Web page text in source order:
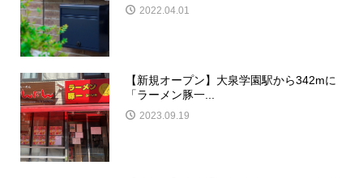
2022.04.01
【新規オープン】大泉学園駅から342mに
「ラーメン豚一...
2023.09.19